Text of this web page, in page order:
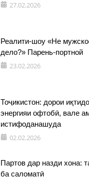
27.02.2026
Реалити-шоу «Не
дело?» Парень-портной
23.02.2026
Тоҷикистон: дорои
энергияи офтобӣ, вале
истифоданашуда
02.02.2026
Партов дар назди хона:
ба саломатӣ